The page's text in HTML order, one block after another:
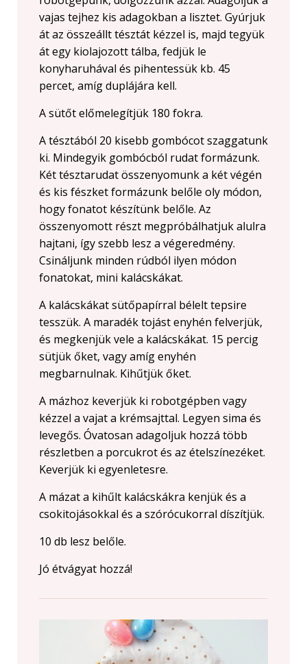
vajas tejhez kis adagokban a lisztet. Gyúrjuk
át az összeállt tésztát kézzel is, majd tegyük
át egy kiolajozott tálba, fedjük le
konyharuhával és pihentessük kb. 45
percet, amíg duplájára kell.
A sütőt előmelegítjük 180 fokra.
A tésztából 20 kisebb gombócot szaggatunk
ki. Mindegyik gombócból rudat formázunk.
Két tésztarudat összenyomunk a két végén
és kis fészket formázunk belőle oly módon,
hogy fonatot készítünk belőle. Az
összenyomott részt megpróbálhatjuk alulra
hajtani, így szebb lesz a végeredmény.
Csináljunk minden rúdból ilyen módon
fonatokat, mini kalácskákat.
A kalácskákat sütőpapírral bélelt tepsire
tesszük. A maradék tojást enyhén felverjük,
és megkenjük vele a kalácskákat. 15 percig
sütjük őket, vagy amíg enyhén
megbarnulnak. Kihűtjük őket.
A mázhoz keverjük ki robotgépben vagy
kézzel a vajat a krémsajttal. Legyen sima és
levegős. Óvatosan adagoljuk hozzá több
részletben a porcukrot és az ételszínezéket.
Keverjük ki egyenletesre.
A mázat a kihűlt kalácskákra kenjük és a
csokitojásokkal és a szórócukorral díszítjük.
10 db lesz belőle.
Jó étvágyat hozzá!